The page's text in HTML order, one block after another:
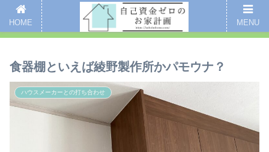
新着記事 愛用品まとめインスタグラム 掃除 全記事一覧
ここをクリックするとブログのご案内ページにいくよ
食器棚といえば綾野製作所かパモウナ？
ハウスメーカーとの打ち合わせ
HOME MENU